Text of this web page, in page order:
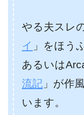
やる夫スレ
イ 」をほう
あるいは
流記 」が作
います。